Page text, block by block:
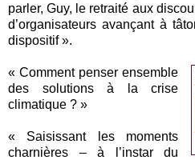
parler, Guy, le retraité aux
d’organisateurs avançant à
dispositif ».
« Comment penser ensemble
des solutions à la crise
climatique ? »
« Saisissant les moments
charnières – à l’instar du